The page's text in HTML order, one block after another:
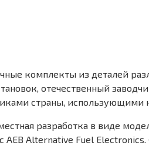
комплекты из деталей
отечественный
страны, использующими
разработка в виде
AEB Alternative Fuel